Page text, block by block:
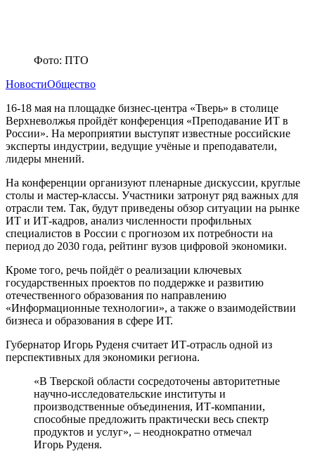
Фото: ПТО
НовостиОбщество
16-18 мая на площадке бизнес-центра «Тверь» в столице
Верхневолжья пройдёт конференция «Преподавание ИТ в
России». На мероприятии выступят известные российские
эксперты индустрии, ведущие учёные и преподаватели,
лидеры мнений.
На конференции организуют пленарные дискуссии, круглые
столы и мастер-классы. Участники затронут ряд важных для
отрасли тем. Так, будут приведены обзор ситуации на рынке
ИТ и ИТ-кадров, анализ численности профильных
специалистов в России с прогнозом их потребности на
период до 2030 года, рейтинг вузов цифровой экономики.
Кроме того, речь пойдёт о реализации ключевых
государственных проектов по поддержке и развитию
отечественного образования по направлению
«Информационные технологии», а также о взаимодействии
бизнеса и образования в сфере ИТ.
Губернатор Игорь Руденя считает ИТ-отрасль одной из
перспективных для экономики региона.
«В Тверской области сосредоточены авторитетные
научно-исследовательские институты и
производственные объединения, ИТ-компании,
способные предложить практически весь спектр
продуктов и услуг», – неоднократно отмечал
Игорь Руденя.